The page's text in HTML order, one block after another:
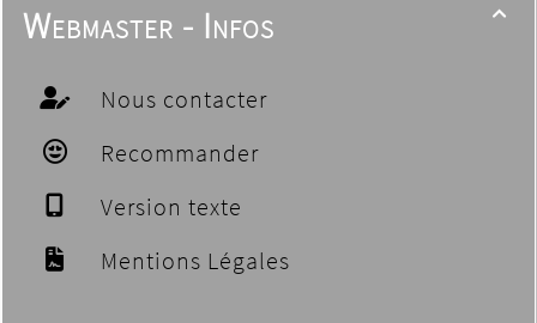

Webmaster - Infos
Nous contacter
Recommander
Version texte
Mentions Légales